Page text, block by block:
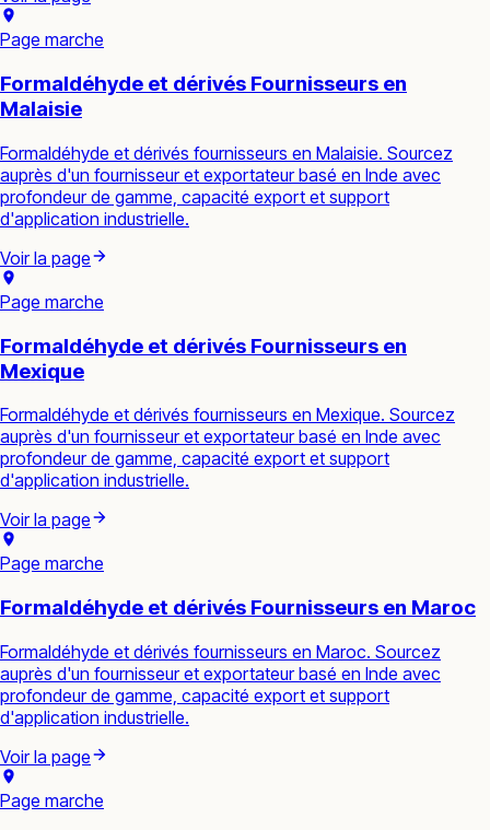
Page marche
Formaldéhyde et dérivés Fournisseurs en
Malaisie
Formaldéhyde et dérivés fournisseurs en Malaisie. Sourcez
auprès d'un fournisseur et exportateur basé en Inde avec
profondeur de gamme, capacité export et support
d'application industrielle.
Voir la page
Page marche
Formaldéhyde et dérivés Fournisseurs en
Mexique
Formaldéhyde et dérivés fournisseurs en Mexique. Sourcez
auprès d'un fournisseur et exportateur basé en Inde avec
profondeur de gamme, capacité export et support
d'application industrielle.
Voir la page
Page marche
Formaldéhyde et dérivés Fournisseurs en Maroc
Formaldéhyde et dérivés fournisseurs en Maroc. Sourcez
auprès d'un fournisseur et exportateur basé en Inde avec
profondeur de gamme, capacité export et support
d'application industrielle.
Voir la page
Page marche